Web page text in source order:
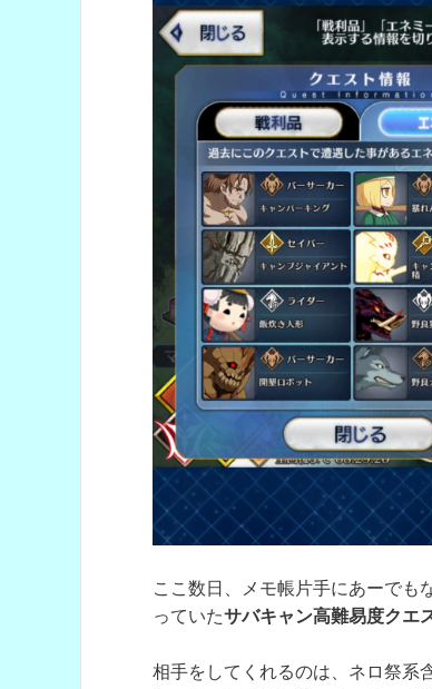
ここ数日、メモ帳片手にあーでも
っていたサバキャン高難易度クエ
相手をしてくれるのは、ネロ祭系